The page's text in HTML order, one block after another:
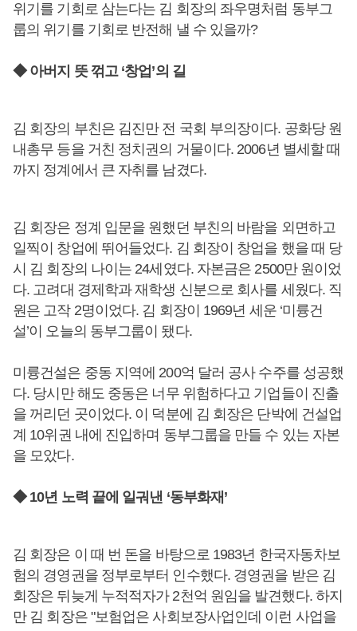
위기를 기회로 삼는다는 김 회장의 좌우명처럼 동부그
룹의 위기를 기회로 반전해 낼 수 있을까?
◆ 아버지 뜻 꺾고 ‘창업’의 길
김 회장의 부친은 김진만 전 국회 부의장이다. 공화당 원
내총무 등을 거친 정치권의 거물이다. 2006년 별세할 때
까지 정계에서 큰 자취를 남겼다.
김 회장은 정계 입문을 원했던 부친의 바람을 외면하고
일찍이 창업에 뛰어들었다. 김 회장이 창업을 했을 때 당
시 김 회장의 나이는 24세였다. 자본금은 2500만 원이었
다. 고려대 경제학과 재학생 신분으로 회사를 세웠다. 직
원은 고작 2명이었다. 김 회장이 1969년 세운 ‘미륭건
설’이 오늘의 동부그룹이 됐다.
미륭건설은 중동 지역에 200억 달러 공사 수주를 성공했
다. 당시만 해도 중동은 너무 위험하다고 기업들이 진출
을 꺼리던 곳이었다. 이 덕분에 김 회장은 단박에 건설업
계 10위권 내에 진입하며 동부그룹을 만들 수 있는 자본
을 모았다.
◆ 10년 노력 끝에 일궈낸 ‘동부화재’
김 회장은 이 때 번 돈을 바탕으로 1983년 한국자동차보
험의 경영권을 정부로부터 인수했다. 경영권을 받은 김
회장은 뒤늦게 누적적자가 2천억 원임을 발견했다. 하지
만 김 회장은 "보험업은 사회보장사업인데 이런 사업을